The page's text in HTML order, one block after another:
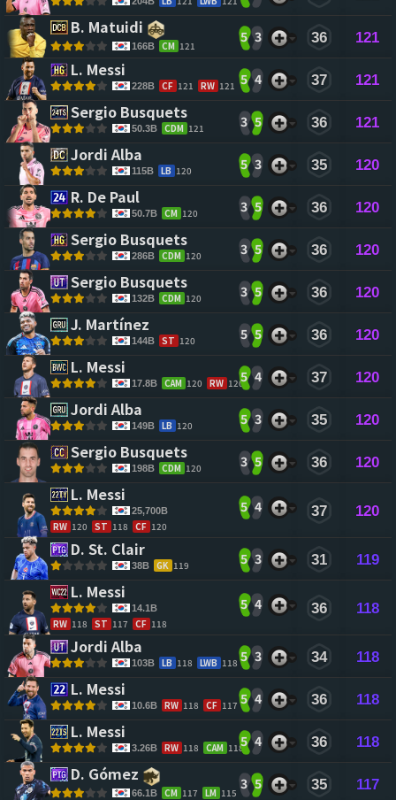
B. Matuidi
166B CM 121
5 3 36 121
L. Messi
228B CF 121 RW 121 5 4 37 121
Sergio Busquets
50.3B CDM 121 3 5 36 121
Jordi Alba
115B LB 120 5 3 35 120
R. De Paul
50.7B CM 120 3 5 36 120
Sergio Busquets
286B CDM 120 3 5 36 120
Sergio Busquets
132B CDM 120 3 5 36 120
J. Martínez
144B ST 120 5 5 36 120
L. Messi
17.8B CAM 120 RW 1205 4 37 120
Jordi Alba
149B LB 120 5 3 35 120
Sergio Busquets
198B CDM 120 3 5 36 120
L. Messi
25,700B
RW 120 ST 118 CF 120
5 4 37 120
D. St. Clair
38B GK 119 5 3 31 119
L. Messi
14.1B
RW 118 ST 117 CF 118
5 4 36 118
Jordi Alba
103B LB 118 LWB 118 5 3 34 118
L. Messi
10.6B RW 118 CF 117 5 4 36 118
L. Messi
3.26B RW 118 CAM 1185 4 36 118
D. Gómez
66.1B CM 117 LM 115
3 5 35 117